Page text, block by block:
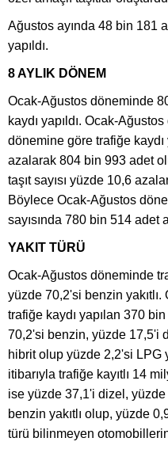
Ağustos ayında 48 bin 181
yapıldı.
8 AYLIK DÖNEM
Ocak-Ağustos döneminde
kaydı yapıldı. Ocak-
dönemine göre trafiğe kaydı
azalarak 804 bin 993 adet
taşıt sayısı yüzde 10,6
Böylece Ocak-Ağustos
sayısında 780 bin 514 adet
YAKIT TÜRÜ
Ocak-Ağustos döneminde
yüzde 70,2'si benzin
trafiğe kaydı yapılan 370
70,2'si benzin, yüzde 17,5'i
hibrit olup yüzde 2,2'si LPG
itibarıyla trafiğe kayıtlı 14
ise yüzde 37,1'i dizel,
benzin yakıtlı olup, yüzde
türü bilinmeyen